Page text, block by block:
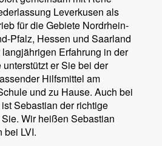
Leverkusen als
für die Gebiete Nordrhein-
Pfalz, Hessen und Saarland
Erfahrung in der
er Sie bei der
Hilfsmittel am
und zu Hause. Auch bei
Sebastian der richtige
Wir heißen Sebastian
bei LVI.